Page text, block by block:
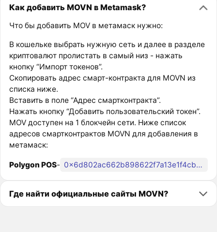
Как добавить MOVN в Metamask?
Что бы добавить MOV в метамаск нужно:
В кошельке выбрать нужную сеть и далее в разделе
криптовалют пролистать в самый низ - нажать
кнопку “Импорт токенов”.
Скопировать адрес смарт-контракта для MOVN из
списка ниже.
Вставить в поле “Адрес смартконтракта”.
Нажать кнопку “Добавить пользовательский токен”.
MOV доступен на 1 блокчейн сети. Ниже список
адресов смартконтрактов MOVN для добавления в
метамаск:
Polygon POS- 0x6d802ac662b898622f7a13e1f4cb1a50c7085b6e
Где найти официальные сайты MOVN?